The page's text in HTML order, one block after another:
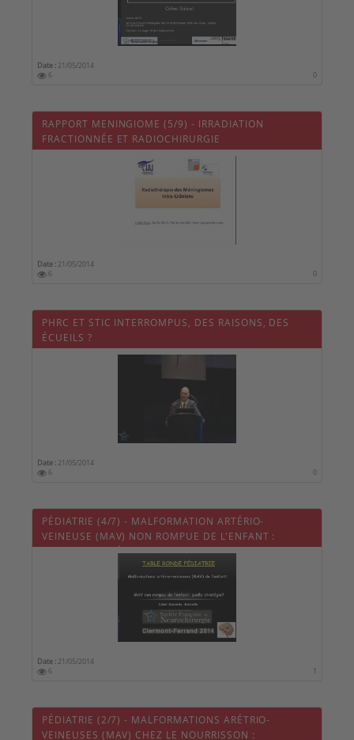
Date : 21/05/2014
6
0
RAPPORT MENINGIOME (5/9) - IRRADIATION
FRACTIONNÉE ET RADIOCHIRURGIE
Date : 21/05/2014
6
0
PHRC ET STIC INTERROMPUS, DES RAISONS, DES
ÉCUEILS ?
Date : 21/05/2014
6
0
PÉDIATRIE (4/7) - MALFORMATION ARTÉRIO-
VEINEUSE (MAV) NON ROMPUE DE L'ENFANT :
QUELLE STRATÉGIE ?
Date : 21/05/2014
6
1
PÉDIATRIE (2/7) - MALFORMATIONS ARÉTRIO-
VEINEUSES (MAV) CHEZ LE NOURRISSON :